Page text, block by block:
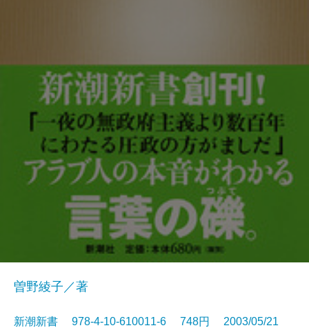
曽野綾子／著
新潮新書 978-4-10-610011-6 748円 2003/05/21